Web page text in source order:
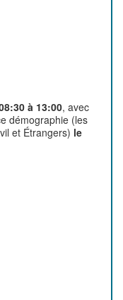
à 13:00, avec
démographie (les
et Étrangers) le